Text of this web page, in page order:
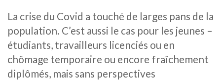
La crise du Covid a touché de larges pans de la
population. C’est aussi le cas pour les jeunes –
étudiants, travailleurs licenciés ou en
chômage temporaire ou encore fraîchement
diplômés, mais sans perspectives